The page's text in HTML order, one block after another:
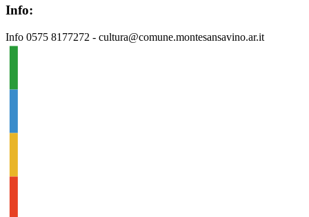
Info:
Info 0575 8177272 - cultura@comune.montesansavino.ar.it